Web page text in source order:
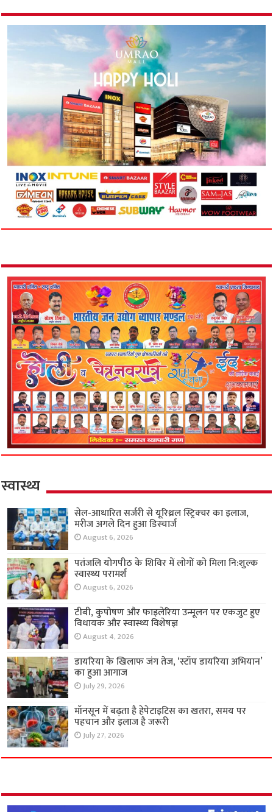
स्वास्थ्य
सेल-आधारित सर्जरी से यूरिथ्रल स्ट्रिक्चर का इलाज,
मरीज अगले दिन हुआ डिस्चार्ज
August 6, 2026
पतंजलि योगपीठ के शिविर में लोगों को मिला नि:शुल्क
स्वास्थ्य परामर्श
August 6, 2026
टीबी, कुपोषण और फाइलेरिया उन्मूलन पर एकजुट हुए
विधायक और स्वास्थ्य विशेषज्ञ
August 4, 2026
डायरिया के खिलाफ जंग तेज, ‘स्टॉप डायरिया अभियान’
का हुआ आगाज
July 29, 2026
मॉनसून में बढ़ता है हेपेटाइटिस का खतरा, समय पर
पहचान और इलाज है जरूरी
July 27, 2026